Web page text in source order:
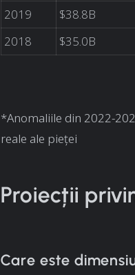
2019
$38.8B
2018
$35.0B
*Anomaliile din 2022-
reale ale pieței
Proiecții
Care este